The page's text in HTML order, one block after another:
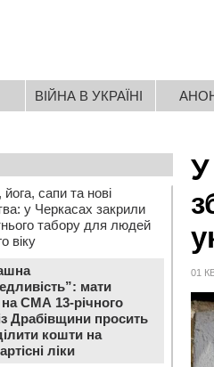
ВІЙНА В УКРАЇНІ
У
01
сапи та нові
у Черкасах закрили
табору для людей
віку
мати
СМА 13-річного
Драбівщини просить
кошти на
ліки